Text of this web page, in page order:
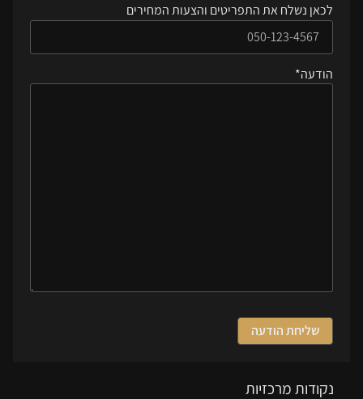
לכאן נשלח את התפריטים והצעות המחירים
הודעה*
נקודות מרכזיות